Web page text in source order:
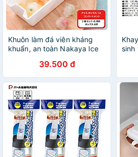
Khuôn làm đá viên kháng
khuẩn, an toàn Nakaya Ice
Bản |#Made in Japan|
|#nhập khẩu chính hãng|
|#K280|#K281|#K298
39.500 đ
sinh